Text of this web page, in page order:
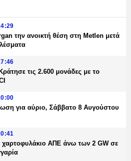
την ανοικτή θέση στη Metlen μετά
τις 2.600 μονάδες με το
για αύριο, Σάββατο 8 Αυγούστου
χαρτοφυλάκιο ΑΠΕ άνω των 2 GW σε